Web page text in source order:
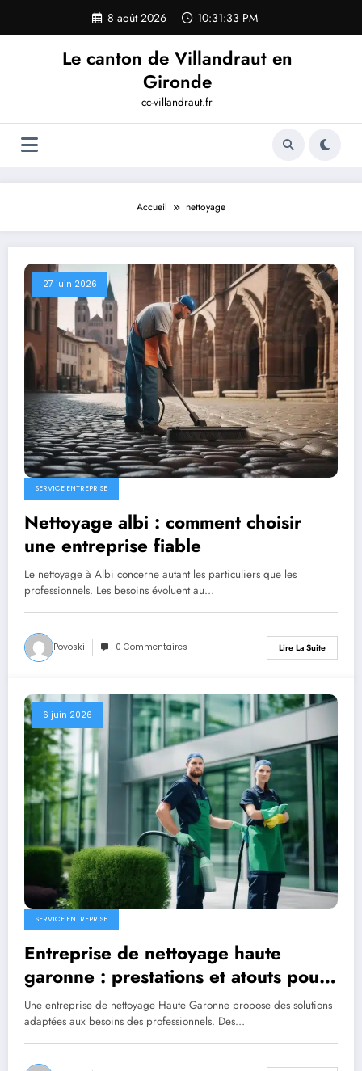
contenu
8 août 2026 10:31:34 PM
Le canton de Villandraut en
Gironde
cc-villandraut.fr
Accueil nettoyage
27 juin 2026
SERVICE ENTREPRISE
Nettoyage albi : comment choisir
une entreprise fiable
Le nettoyage à Albi concerne autant les particuliers que les
professionnels. Les besoins évoluent au…
Povoski 0 Commentaires Lire La Suite
6 juin 2026
SERVICE ENTREPRISE
Entreprise de nettoyage haute
garonne : prestations et atouts pour
les professionnels
Une entreprise de nettoyage Haute Garonne propose des solutions
adaptées aux besoins des professionnels. Des…